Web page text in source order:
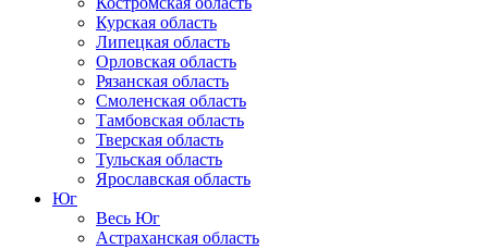
Курская область
Липецкая область
Орловская область
Рязанская область
Смоленская область
Тамбовская область
Тверская область
Тульская область
Ярославская область
Юг
Весь Юг
Астраханская область